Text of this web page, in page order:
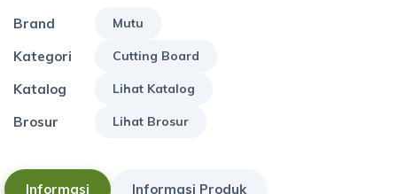
Brand Mutu
Kategori Cutting Board
Katalog Lihat Katalog
Brosur Lihat Brosur
Informasi Informasi Produk